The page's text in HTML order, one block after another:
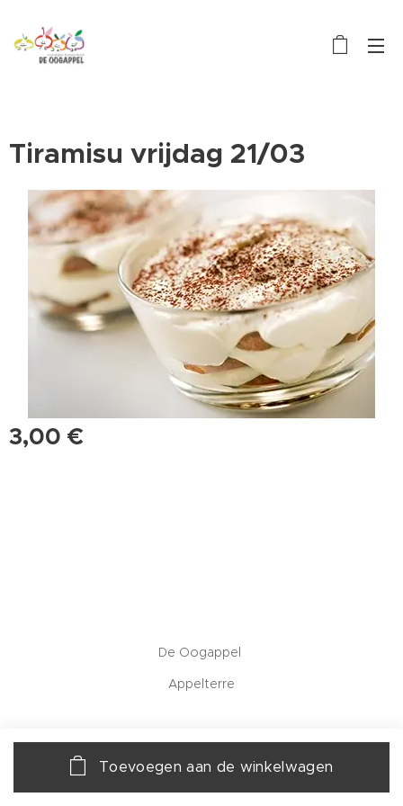
Tiramisu vrijdag 21/03
3,00 €
Toevoegen aan de winkelwagen
De Oogappel
Appelterre